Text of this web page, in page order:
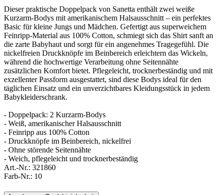
Dieser praktische Doppelpack von Sanetta enthält zwei weiße
Kurzarm-Bodys mit amerikanischem Halsausschnitt – ein perfektes
Basic für kleine Jungs und Mädchen. Gefertigt aus superweichem
Feinripp-Material aus 100% Cotton, schmiegt sich das Shirt sanft an
die zarte Babyhaut und sorgt für ein angenehmes Tragegefühl. Die
nickelfreien Druckknöpfe im Beinbereich erleichtern das Wickeln,
während die hochwertige Verarbeitung ohne Seitennähte
zusätzlichen Komfort bietet. Pflegeleicht, trocknerbeständig und mit
exzellenter Passform ausgestattet, sind diese Bodys ideal für den
täglichen Einsatz und ein unverzichtbares Kleidungsstück in jedem
Babykleiderschrank.
- Doppelpack: 2 Kurzarm-Bodys
- Weiß, amerikanischer Halsausschnitt
- Feinripp aus 100% Cotton
- Druckknöpfe im Beinbereich, nickelfrei
- Ohne störende Seitennähte
- Weich, pflegeleicht und trocknerbeständig
Art.-Nr.: 321860
Farb-Nr.: 10